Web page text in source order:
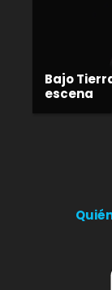
Bajo
escena